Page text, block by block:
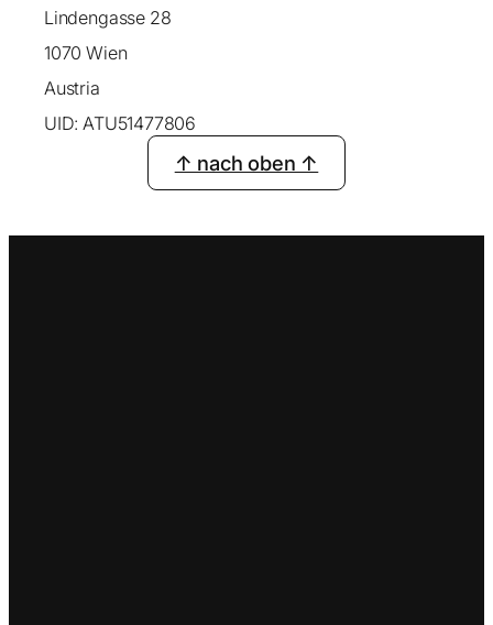
Lindengasse 28
1070 Wien
Austria
UID: ATU51477806
↑ nach oben ↑